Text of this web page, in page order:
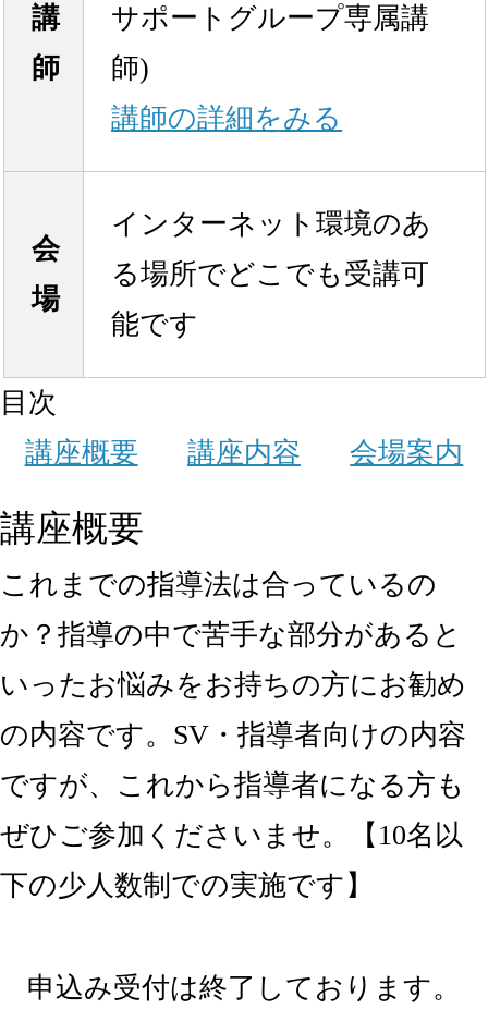
講
師
サポートグループ専属講
師)
講師の詳細をみる
会
場
インターネット環境のあ
る場所でどこでも受講可
能です
目次
講座概要
講座内容 会場案内
講座概要
これまでの指導法は合っているの
か？指導の中で苦手な部分があると
いったお悩みをお持ちの方にお勧め
の内容です。SV・指導者向けの内容
ですが、これから指導者になる方も
ぜひご参加くださいませ。【10名以
下の少人数制での実施です】
申込み受付は終了しております。